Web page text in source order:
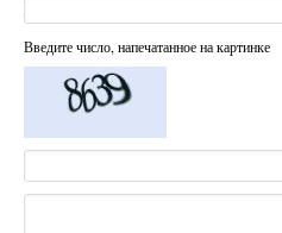
Введите число, напечатанное на картинке